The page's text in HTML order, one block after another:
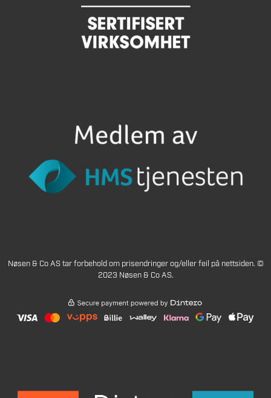
Nøsen & Co AS tar forbehold om prisendringer og/eller feil på nettsiden. ©
2023 Nøsen & Co AS.